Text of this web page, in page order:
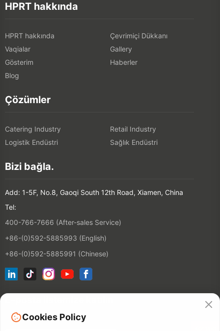
HPRT hakkında
HPRT hakkında
Çevrimiçi Dükkanı
Vaqialar
Gallery
Gösterim
Haberler
Blog
Çözümler
Catering Industry
Retail Industry
Logistik Endüstri
Sağlık Endüstri
Bizi bağla.
Add: 1-5F, No.8, Gaoqi South 12th Road, Xiamen, China
Tel:
400-766-7666 (After-sales Service)
+86-(0)592-5885993 (English)
+86-(0)592-5885991 (Chinese)
Cookies Policy